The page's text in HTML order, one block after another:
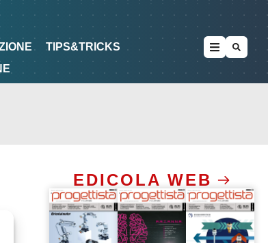
DI PROGETTAZIONE
TIPS&TRICKS
EDICOLA WEB